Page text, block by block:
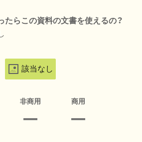
たらこの資料の文書を使えるの？
該当なし
非商用 商用